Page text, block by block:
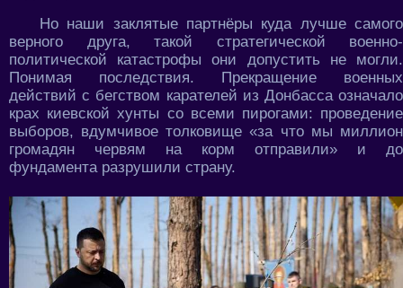
Но наши заклятые партнёры куда лучше самого
верного друга, такой стратегической военно-
политической катастрофы они допустить не могли.
Понимая последствия. Прекращение военных
действий с бегством карателей из Донбасса означало
крах киевской хунты со всеми пирогами: проведение
выборов, вдумчивое толковище «за что мы миллион
громадян червям на корм отправили» и до
фундамента разрушили страну.